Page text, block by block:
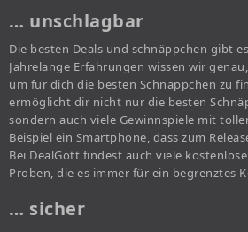
… unschlagbar
Die besten Deals und schnäppchen gibt
Jahrelange Erfahrungen wissen wir
um für dich die besten Schnäppchen zu
ermöglicht dir nicht nur die besten
sondern auch viele Gewinnspiele mit
Beispiel ein Smartphone, dass zum
Bei DealGott findest auch viele
Proben, die es immer für ein begrenztes
… sicher